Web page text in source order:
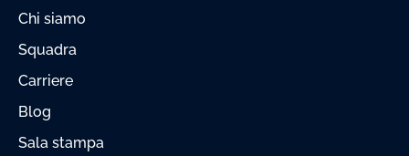
Chi siamo
Squadra
Carriere
Blog
Sala stampa